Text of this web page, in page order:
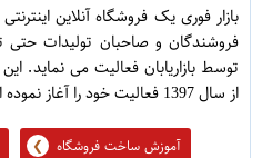
بازار فوری یک فروشگاه آنلاین
فروشندگان و صاحبان تولیدات حتی
توسط بازاریابان فعالیت می نماید.
از سال 1397 فعالیت خود را آغاز نموده است.
آموزش ساخت فروشگاه